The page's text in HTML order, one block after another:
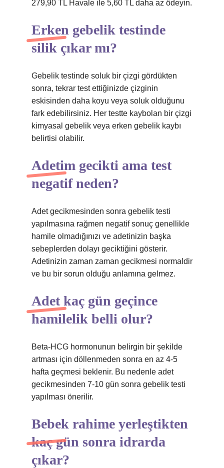
279,90 TL Havale ile 5,60 TL daha az ödeyin.
Erken gebelik testinde
silik çıkar mı?
Gebelik testinde soluk bir çizgi gördükten
sonra, tekrar test ettiğinizde çizginin
eskisinden daha koyu veya soluk olduğunu
fark edebilirsiniz. Her testte kaybolan bir çizgi
kimyasal gebelik veya erken gebelik kaybı
belirtisi olabilir.
Adetim gecikti ama test
negatif neden?
Adet gecikmesinden sonra gebelik testi
yapılmasına rağmen negatif sonuç genellikle
hamile olmadığınızı ve adetinizin başka
sebeplerden dolayı geciktiğini gösterir.
Adetinizin zaman zaman gecikmesi normaldir
ve bu bir sorun olduğu anlamına gelmez.
Adet kaç gün geçince
hamilelik belli olur?
Beta-HCG hormonunun belirgin bir şekilde
artması için döllenmeden sonra en az 4-5
hafta geçmesi beklenir. Bu nedenle adet
gecikmesinden 7-10 gün sonra gebelik testi
yapılması önerilir.
Bebek rahime yerleştikten
kaç gün sonra idrarda
çıkar?